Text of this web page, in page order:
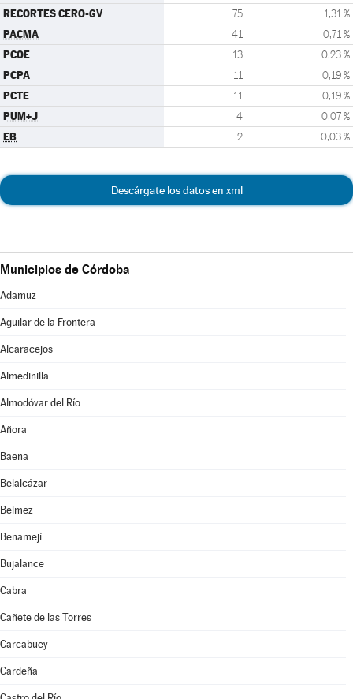
RECORTES CERO-GV 75 1,31 %
PACMA 41 0,71 %
PCOE 13 0,23 %
PCPA 11 0,19 %
PCTE 11 0,19 %
PUM+J 4 0,07 %
EB 2 0,03 %
Descárgate los datos en xml
Municipios de Córdoba
Adamuz
Aguilar de la Frontera
Alcaracejos
Almedinilla
Almodóvar del Río
Añora
Baena
Belalcázar
Belmez
Benamejí
Bujalance
Cabra
Cañete de las Torres
Carcabuey
Cardeña